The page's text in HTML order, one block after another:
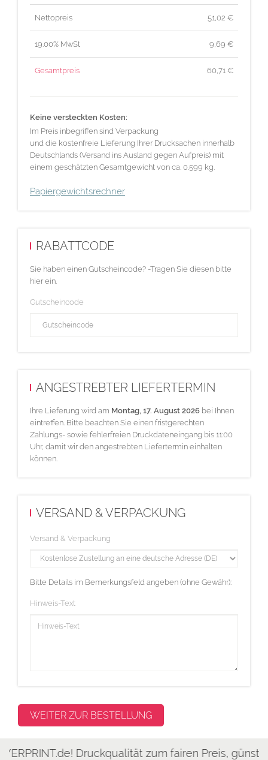
Nettopreis 51,02 €
19.00% MwSt 9,69 €
Gesamtpreis 60,71 €
Keine versteckten Kosten:
Im Preis inbegriffen sind Verpackung
und die kostenfreie Lieferung Ihrer Drucksachen innerhalb
Deutschlands (Versand ins Ausland gegen Aufpreis) mit
einem geschätzten Gesamtgewicht von ca. 0.599 kg.
Papiergewichtsrechner
RABATTCODE
Sie haben einen Gutscheincode? -Tragen Sie diesen bitte
hier ein.
Gutscheincode
ANGESTREBTER LIEFERTERMIN
Ihre Lieferung wird am Montag, 17. August 2026 bei Ihnen
eintreffen. Bitte beachten Sie einen fristgerechten
Zahlungs- sowie fehlerfreien Druckdateneingang bis 11:00
Uhr, damit wir den angestrebten Liefertermin einhalten
können.
VERSAND & VERPACKUNG
Versand & Verpackung
Bitte Details im Bemerkungsfeld angeben (ohne Gewähr):
Hinweis-Text
Druckqualität zum fairen Preis, günstig &